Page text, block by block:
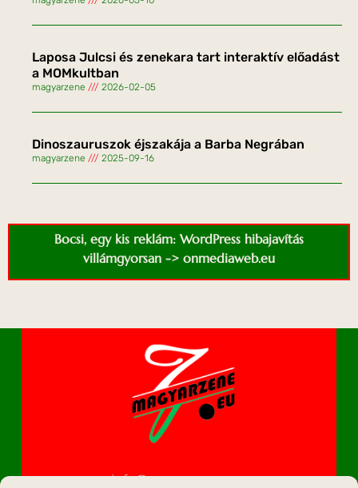
Laposa Julcsi és zenekara tart interaktív előadást
a MOMkultban
magyarzene 2026-02-05
Dinoszauruszok éjszakája a Barba Negrában
magyarzene 2025-09-16
Bocsi, egy kis reklám: WordPress hibajavítás
villámgyorsan -> onmediaweb.eu
info@magyarzene.eu